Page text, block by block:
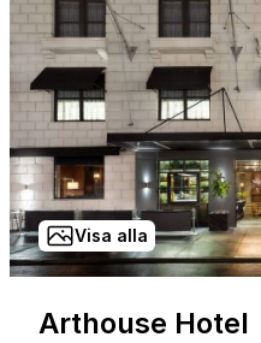
Visa alla
Arthouse Hotel